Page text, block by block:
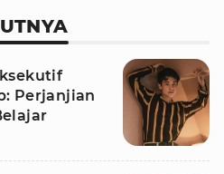
Perjanjian